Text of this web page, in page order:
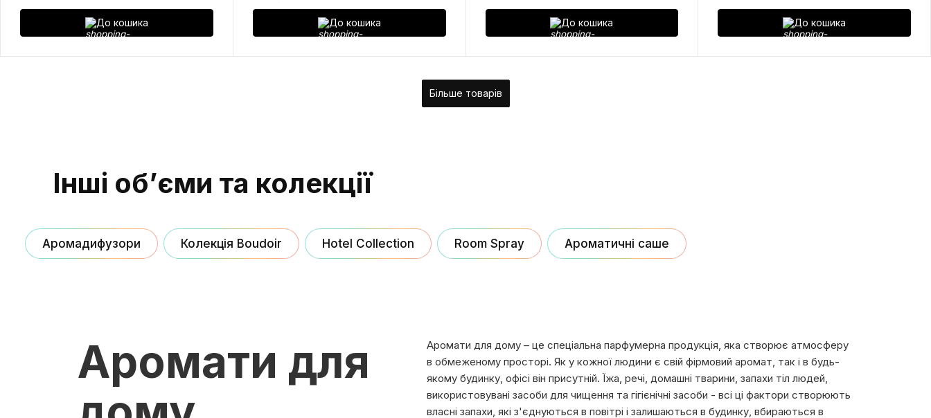
До кошика До кошика До кошика До кошика
Більше товарів
Інші об’єми та колекції
Аромадифузори Колекція Boudoir Hotel Collection Room Spray Ароматичні саше
Аромати для
Аромати для дому – це спеціальна парфумерна продукція, яка створює атмосферу
в обмеженому просторі. Як у кожної людини є свій фірмовий аромат, так і в будь-
якому будинку, офісі він присутній. Їжа, речі, домашні тварини, запахи тіл людей,
використовувані засоби для чищення та гігієнічні засоби - всі ці фактори створюють
власні запахи, які з'єднуються в повітрі і залишаються в будинку, вбираються в